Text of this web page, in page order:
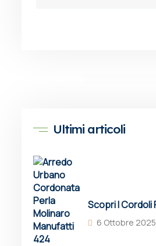
Ultimi articoli
6 Ottobre 2025